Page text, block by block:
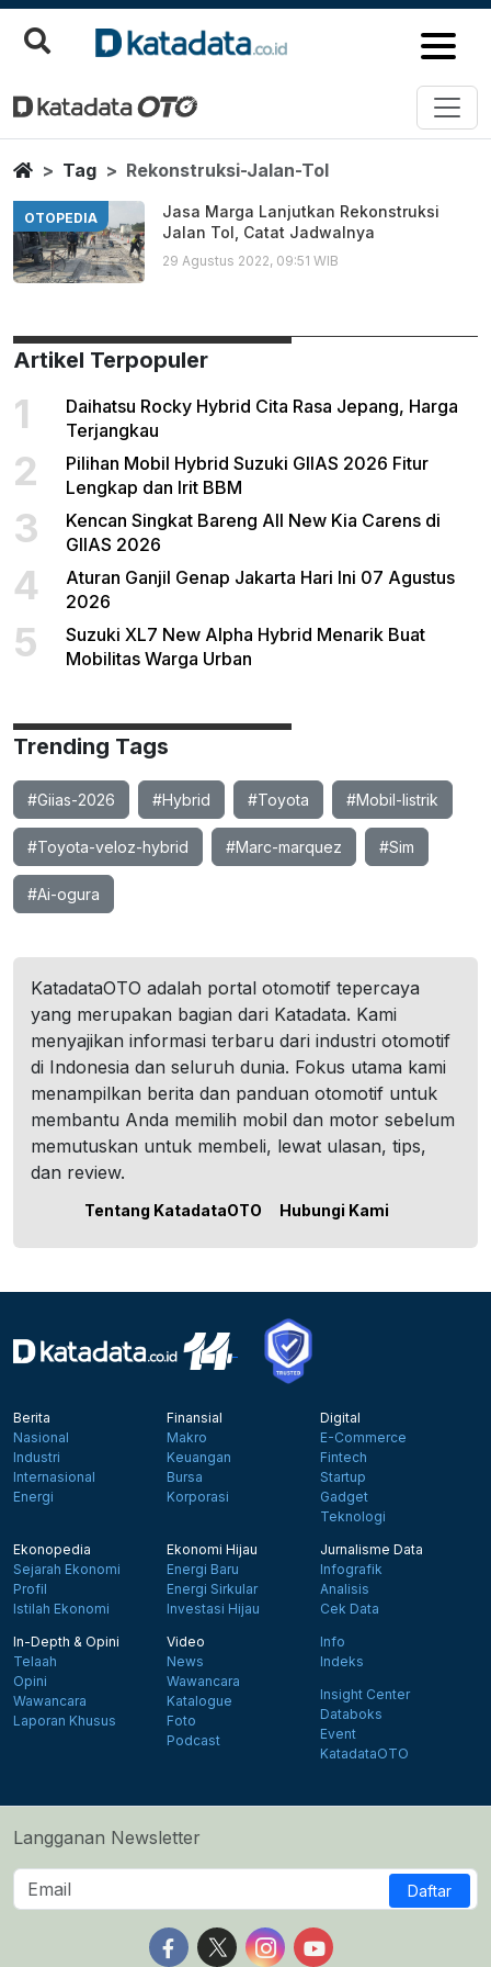
Rekonstruksi Jalan Tol
Berita Terbaru
HomeTag Rekonstruksi-Jalan-Tol
OTOPEDIA
Jasa Marga Lanjutkan Rekonstruksi
Jalan Tol, Catat Jadwalnya
29 Agustus 2022, 09:51 WIB
Artikel Terpopuler
1
Daihatsu Rocky Hybrid Cita Rasa Jepang, Harga
Terjangkau
2
Pilihan Mobil Hybrid Suzuki GIIAS 2026 Fitur
Lengkap dan Irit BBM
3
Kencan Singkat Bareng All New Kia Carens di
GIIAS 2026
4
Aturan Ganjil Genap Jakarta Hari Ini 07 Agustus
2026
5
Suzuki XL7 New Alpha Hybrid Menarik Buat
Mobilitas Warga Urban
Trending Tags
#Giias-2026 #Hybrid #Toyota #Mobil-listrik
#Toyota-veloz-hybrid #Marc-marquez #Sim
#Ai-ogura
KatadataOTO adalah portal otomotif tepercaya
yang merupakan bagian dari Katadata. Kami
menyajikan informasi terbaru dari industri otomotif
di Indonesia dan seluruh dunia. Fokus utama kami
menampilkan berita dan panduan otomotif untuk
membantu Anda memilih mobil dan motor sebelum
memutuskan untuk membeli, lewat ulasan, tips,
dan review.
Tentang KatadataOTO Hubungi Kami
Berita
Nasional
Industri
Internasional
Energi
Finansial
Makro
Keuangan
Bursa
Korporasi
Digital
E-Commerce
Fintech
Startup
Gadget
Teknologi
Ekonopedia
Sejarah Ekonomi
Profil
Istilah Ekonomi
Ekonomi Hijau
Energi Baru
Energi Sirkular
Investasi Hijau
Jurnalisme Data
Infografik
Analisis
Cek Data
In-Depth & Opini
Telaah
Opini
Wawancara
Laporan Khusus
Video
News
Wawancara
Katalogue
Foto
Podcast
Info
Indeks
Insight Center
Databoks
Event
KatadataOTO
Langganan Newsletter
Daftar
Follow us on Facebook
Follow us on X
Follow us on Instagram
Follow us on